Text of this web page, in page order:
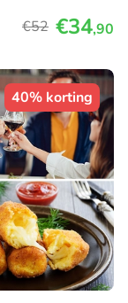
€52 €34,90
40% korting